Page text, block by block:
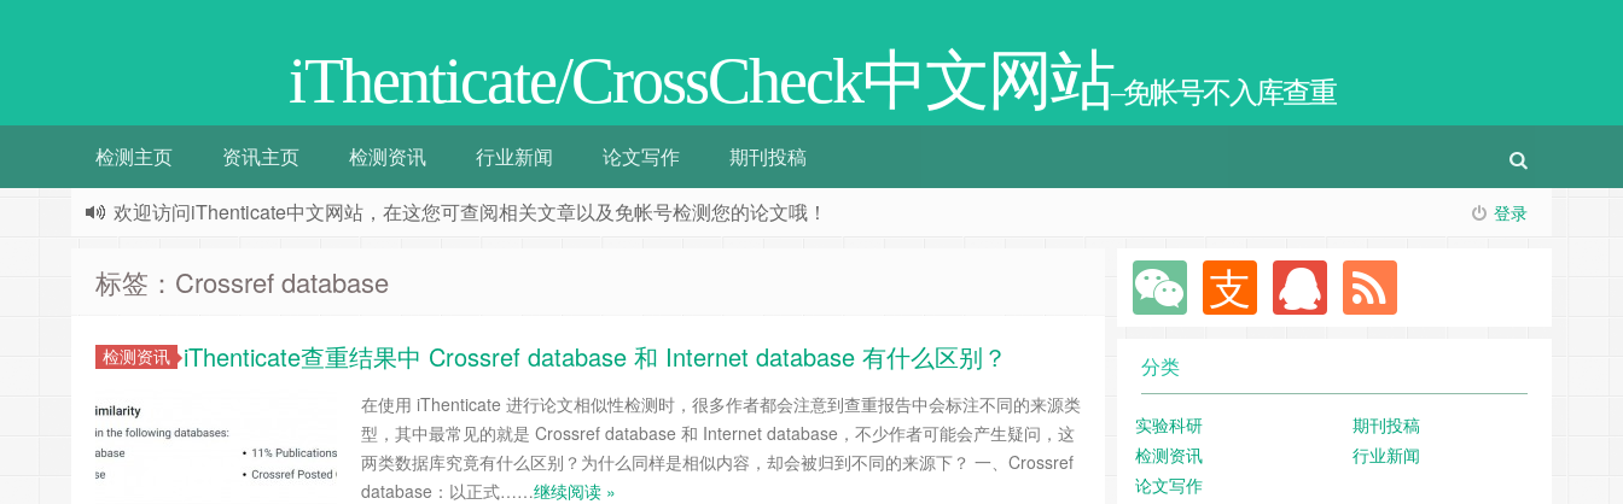
iThenticate/CrossCheck中文网站–免帐号不入库查重
检测主页 资讯主页 检测资讯 行业新闻 论文写作 期刊投稿
登录
欢迎访问iThenticate中文网站，在这您可查阅相关文章以及免帐号检测您的论文哦！
标签：Crossref database
检测资讯 iThenticate查重结果中 Crossref database 和 Internet database 有什么区别？
在使用 iThenticate 进行论文相似性检测时，很多作者都会注意到查重报告中会标注不同的来源类
型，其中最常见的就是 Crossref database 和 Internet database，不少作者可能会产生疑问，这
两类数据库究竟有什么区别？为什么同样是相似内容，却会被归到不同的来源下？ 一、Crossref
database：以正式……继续阅读 »
分类
实验科研
期刊投稿
检测资讯
行业新闻
论文写作